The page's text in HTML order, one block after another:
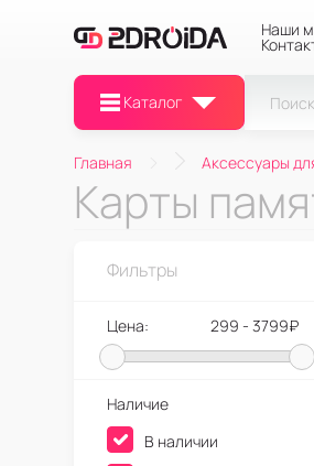
Наши
Каталог
Главная Аксессуары
Карты
Фильтры
Цена: 299 - 3799₽
Наличие
В наличии